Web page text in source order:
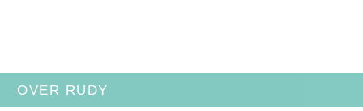
OVER RUDY